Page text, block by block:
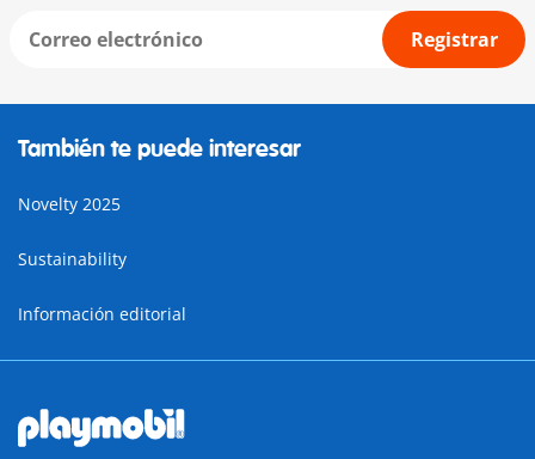
Registrar
También te puede interesar
Novelty 2025
Sustainability
Información editorial